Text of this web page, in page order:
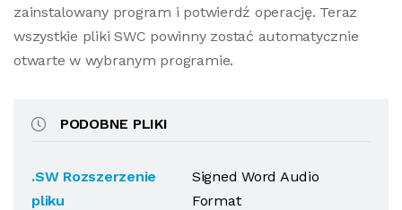
zainstalowany program i potwierdź operację. Teraz
wszystkie pliki SWC powinny zostać automatycznie
otwarte w wybranym programie.
PODOBNE PLIKI
.SW Rozszerzenie
pliku
Signed Word Audio
Format